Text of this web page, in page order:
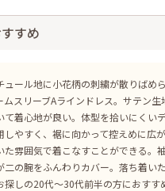
すめ
ュール地に小花柄の刺繍が散りばめ
ムスリーブAラインドレス。サテン生
て着心地が良い。体型を拾いにくい
しやすく、裾に向かって控えめに広
た雰囲気で着こなすことができる。
二の腕をふんわりカバー。落ち着い
しの20代〜30代前半の方におすす